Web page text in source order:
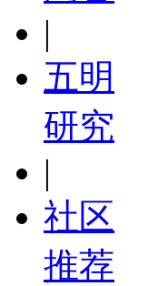
|
五明
研究
|
社区
推荐